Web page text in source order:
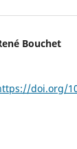
Bouchet
doi.org/